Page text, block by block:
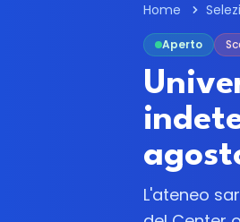
Home
Aperto
L'ateneo